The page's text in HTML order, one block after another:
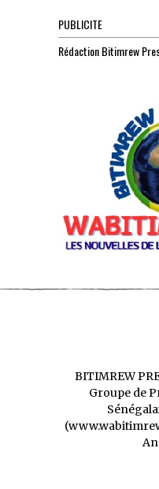
PUBLICITE
Rédaction Bitimrew
BITIMREW
Groupe de